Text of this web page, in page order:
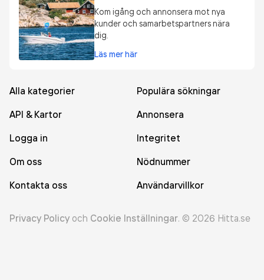
Kom igång och annonsera mot nya
kunder och samarbetspartners nära
dig.
Läs mer här
Alla kategorier
Populära sökningar
API & Kartor
Annonsera
Logga in
Integritet
Om oss
Nödnummer
Kontakta oss
Användarvillkor
Privacy Policy och Cookie Inställningar. © 2026 Hitta.se